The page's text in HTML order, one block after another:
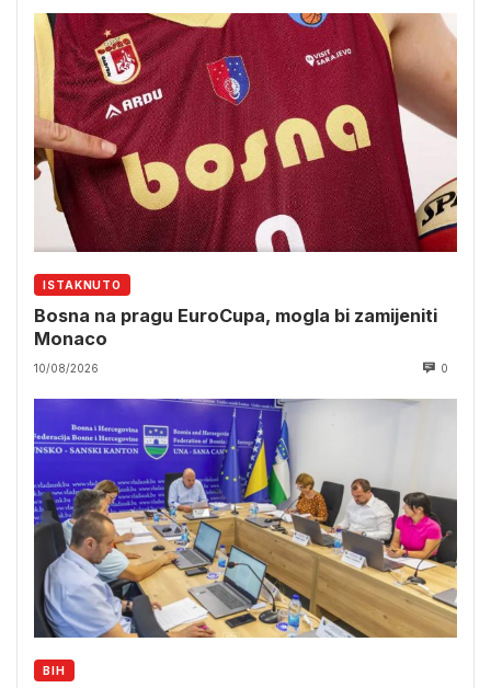
ISTAKNUTO
Bosna na pragu EuroCupa, mogla bi zamijeniti
Monaco
10/08/2026 0
BIH